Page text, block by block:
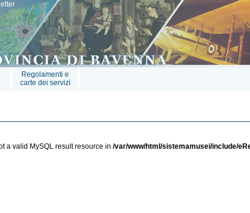
Regolamenti e
carte dei servizi
a valid MySQL result resource in /var/www/html/sistemamusei/include/